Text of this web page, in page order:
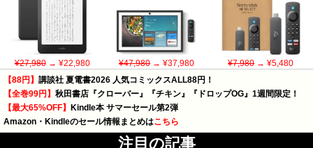
¥27,980→ ¥22,980 ¥47,980→ ¥37,980 ¥7,980→ ¥5,480
【88円】 講談社 夏電書2026 人気コミックスALL88円！
【全巻99円】 秋田書店『クローバー』『チキン』『ドロップOG』1週間限定！
【最大65%OFF】 Kindle本 サマーセール第2弾
Amazon・Kindleのセール情報まとめはこちら
注目の記事